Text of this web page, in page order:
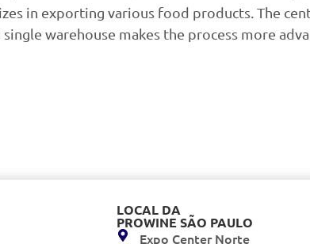
in exporting various food products. The
warehouse makes the process more
LOCAL DA
PROWINE SÃO PAULO
Expo Center Norte